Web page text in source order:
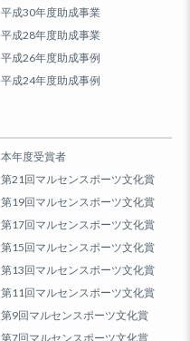
平成30年度助成事業
平成28年度助成事業
平成26年度助成事例
平成24年度助成事例
本年度受賞者
第21回マルセンスポーツ文化賞
第19回マルセンスポーツ文化賞
第17回マルセンスポーツ文化賞
第15回マルセンスポーツ文化賞
第13回マルセンスポーツ文化賞
第11回マルセンスポーツ文化賞
第9回マルセンスポーツ文化賞
第7回マルセンスポーツ文化賞